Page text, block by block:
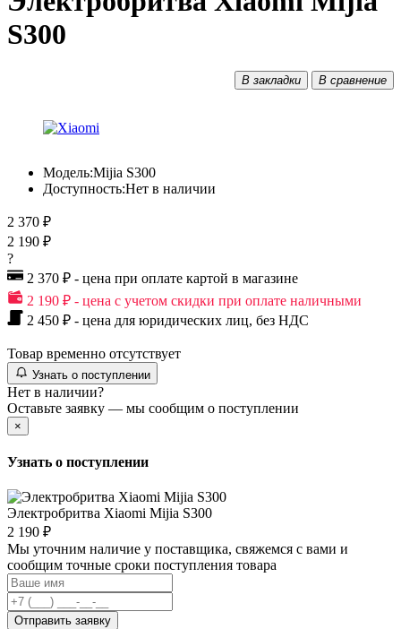
S300
В закладки В сравнение
Модель:Mijia S300
Доступность:Нет в наличии
2 370 ₽
2 190 ₽
?
2 370 ₽ - цена при оплате картой в магазине
2 190 ₽ - цена с учетом скидки при оплате наличными
2 450 ₽ - цена для юридических лиц, без НДС
Товар временно отсутствует
Узнать о поступлении
Нет в наличии?
Оставьте заявку — мы сообщим о поступлении
×
Узнать о поступлении
Электробритва Xiaomi Mijia S300
2 190 ₽
Мы уточним наличие у поставщика, свяжемся с вами и
сообщим точные сроки поступления товара
Отправить заявку